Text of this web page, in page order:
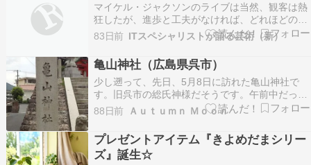
マイケル・ジャクソンのライブは当然、観客は熱
狂したが、進歩と工夫がなければ、どれほどの人
気者であっても割とすぐに飽きられる。 彼の全盛
期末期と言えると思う1992年から1993年（33歳
から34歳位）に行われた世界ライブ・ツアー「デ
ンジャラス・ワールド・ツアー」も、様々な高度
な企…
83日前 ITスペシャリストが語る芸術（新）
亀山神社（広島県呉市）
少し遡って、先日、5月8日に訪れた亀山神社で
す。旧呉市の総氏神様だそうです。午前中だった
のですが、この日は午前中は曇り空だったので、
夕方のようにも見える空模様でした。階段を昇る
と御本殿が見えてきます。山を背にした本殿が見
えてくるとなんともいえぬ「力」を感じました。
山のエネルギーと…
88日前 Ａｕｔｕｍｎ Ｍｏｏｎ
プレゼントアイテム『きよめだまシリー
ズ』誕生☆